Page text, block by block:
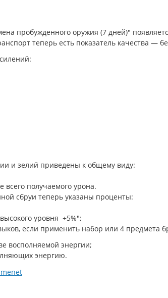
пробужденного оружия (7 дней)"
теперь есть показатель качества —
и зелий приведены к общему виду:
получаемого урона.
сбруи теперь указаны проценты:
уровня +5%";
если применить набор или 4 предмета
восполняемой энергии;
энергию.